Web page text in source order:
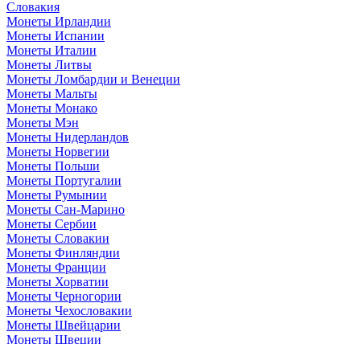
Словакия
Монеты Ирландии
Монеты Испании
Монеты Италии
Монеты Литвы
Монеты Ломбардии и Венеции
Монеты Мальты
Монеты Монако
Монеты Мэн
Монеты Нидерландов
Монеты Норвегии
Монеты Польши
Монеты Португалии
Монеты Румынии
Монеты Сан-Марино
Монеты Сербии
Монеты Словакии
Монеты Финляндии
Монеты Франции
Монеты Хорватии
Монеты Черногории
Монеты Чехословакии
Монеты Швейцарии
Монеты Швеции